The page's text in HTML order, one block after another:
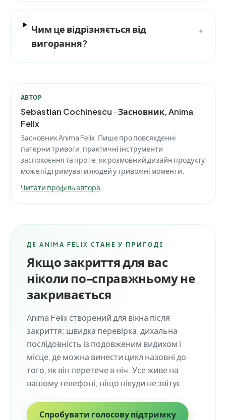
Чим це відрізняється від
вигорання?
+
АВТОР
Sebastian Cochinescu · Засновник, Anima
Felix
Засновник Anima Felix. Пише про повсякденні
патерни тривоги, практичні інструменти
заспокоєння та про те, як розмовний дизайн продукту
може підтримувати людей у тривожні моменти.
Читати профіль автора
ДЕ ANIMA FELIX СТАНЕ У ПРИГОДІ
Якщо закриття для вас
ніколи по-справжньому не
закривається
Anima Felix створений для вікна після
закриття: швидка перевірка, дихальна
послідовність із подовженим видихом і
місце, де можна винести цикл назовні до
того, як він перетече в ніч. Усе живе на
вашому телефоні; ніщо нікуди не звітує.
Спробувати голосову підтримку